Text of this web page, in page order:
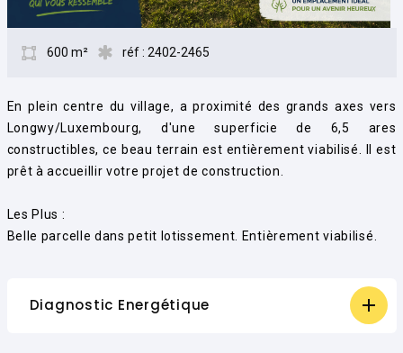
600 m² réf : 2402-2465
En plein centre du village, a proximité des grands axes vers
Longwy/Luxembourg, d'une superficie de 6,5 ares
constructibles, ce beau terrain est entièrement viabilisé. Il est
prêt à accueillir votre projet de construction.
Les Plus :
Belle parcelle dans petit lotissement. Entièrement viabilisé.
Diagnostic Energétique